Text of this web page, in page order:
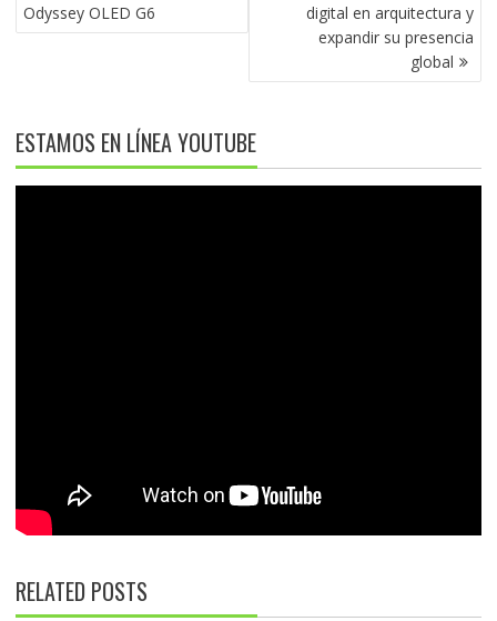
Odyssey OLED G6
digital en arquitectura y
expandir su presencia
global
ESTAMOS EN LÍNEA YOUTUBE
RELATED POSTS